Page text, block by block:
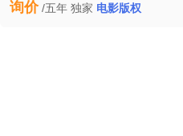
询价 /五年 独家 电影版权